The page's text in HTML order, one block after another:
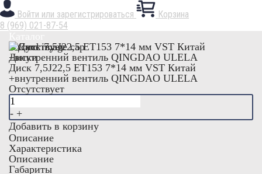
Войти или зарегистрироваться
Корзина
8 (969) 021-87-54
Отсутствует
Диски
Диск 7,5J22,5 ЕТ153 7*14 мм VST Китай
+внутренний вентиль QINGDAO ULELA
Отсутствует
- +
Добавить в корзину
Описание
Характеристика
Описание
Габариты